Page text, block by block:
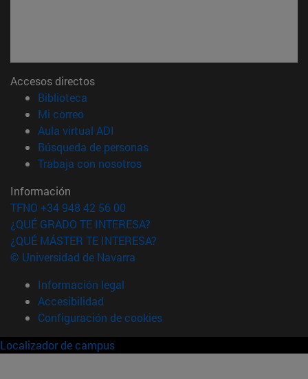
Accesos directos
Biblioteca
Mi correo(abre en nueva ventana)
Aula virtual ADI
Búsqueda de personas(abre en nueva ventana)
Trabaja con nosotros(abre en nueva ventana)
Información
TFNO +34 948 42 56 00
¿QUÉ GRADO TE INTERESA?
¿QUÉ MÁSTER TE INTERESA?
© Universidad de Navarra
Información legal
Accesibilidad
Configuración de cookies
Localizador de campus